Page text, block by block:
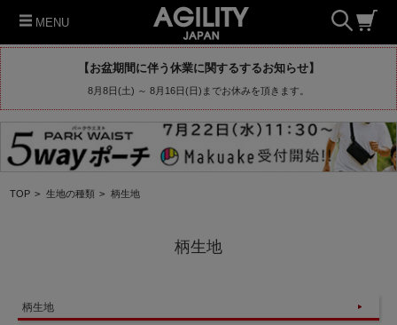
MENU
【お盆期間に伴う休業に関するするお知らせ】
8月8日(土) ～ 8月16日(日)までお休みを頂きます。
TOP > 生地の種類 > 柄生地
柄生地
柄生地